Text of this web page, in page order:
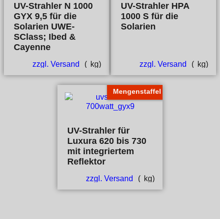
UV-Strahler N 1000
GYX 9,5 für die
Solarien UWE-
SClass; Ibed &
Cayenne
zzgl. Versand kg
UV-Strahler HPA
1000 S für die
Solarien
zzgl. Versand kg
Mengenstaffel
UV-Strahler für
Luxura 620 bis 730
mit integriertem
Reflektor
zzgl. Versand kg